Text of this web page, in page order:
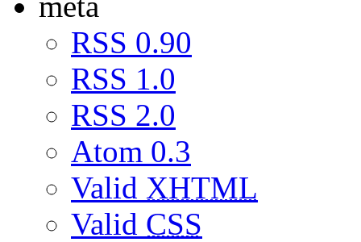
RSS 0.90
RSS 1.0
RSS 2.0
Atom 0.3
Valid XHTML
Valid CSS